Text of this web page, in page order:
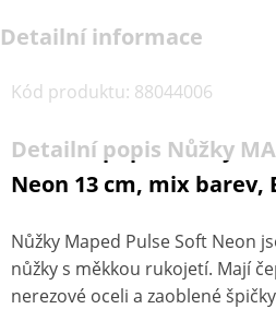
Detailní informace
Kód produktu: 88044006
Detailní popis Nůžky
Neon 13 cm, mix barev,
Nůžky Maped Pulse Soft Neon
nůžky s měkkou rukojetí. Mají
nerezové oceli a zaoblené